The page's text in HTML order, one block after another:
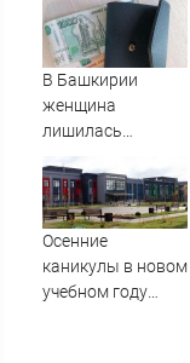
петербурженки о
жестоком
нападении и
В Башкирии
женщина
лишилась
квартиры и
сбережений из-за
криптомошенников
Осенние
каникулы в новом
учебном году